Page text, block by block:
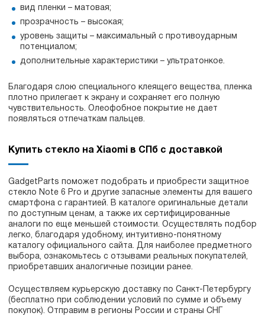
вид пленки – матовая;
прозрачность – высокая;
уровень защиты – максимальный с противоударным
потенциалом;
дополнительные характеристики – ультратонкое.
Благодаря слою специального клеящего вещества, пленка
плотно прилегает к экрану и сохраняет его полную
чувствительность. Олеофобное покрытие не дает
появляться отпечаткам пальцев.
Купить стекло на Xiaomi в СПб с доставкой
GadgetParts поможет подобрать и приобрести защитное
стекло Note 6 Pro и другие запасные элементы для вашего
смартфона с гарантией. В каталоге оригинальные детали
по доступным ценам, а также их сертифицированные
аналоги по еще меньшей стоимости. Осуществлять подбор
легко, благодаря удобному, интуитивно-понятному
каталогу официального сайта. Для наиболее предметного
выбора, ознакомьтесь с отзывами реальных покупателей,
приобретавших аналогичные позиции ранее.
Осуществляем курьерскую доставку по Санкт-Петербургу
(бесплатно при соблюдении условий по сумме и объему
покупок). Отправим в регионы России и страны СНГ